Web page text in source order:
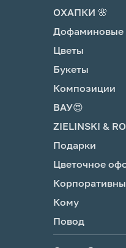
ОХАПКИ 🌸
Дофаминовые
Цветы
Букеты
Композиции
ВАУ😍
ZIELINSKI &
Подарки
Цветочное
Кому
Повод